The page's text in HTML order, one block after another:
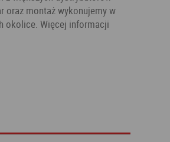
oraz montaż wykonujemy w
okolice. Więcej informacji